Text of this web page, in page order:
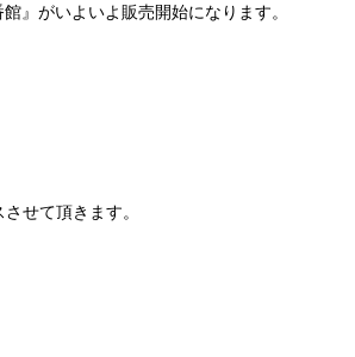
』がいよいよ販売開始になります。
せて頂きます。